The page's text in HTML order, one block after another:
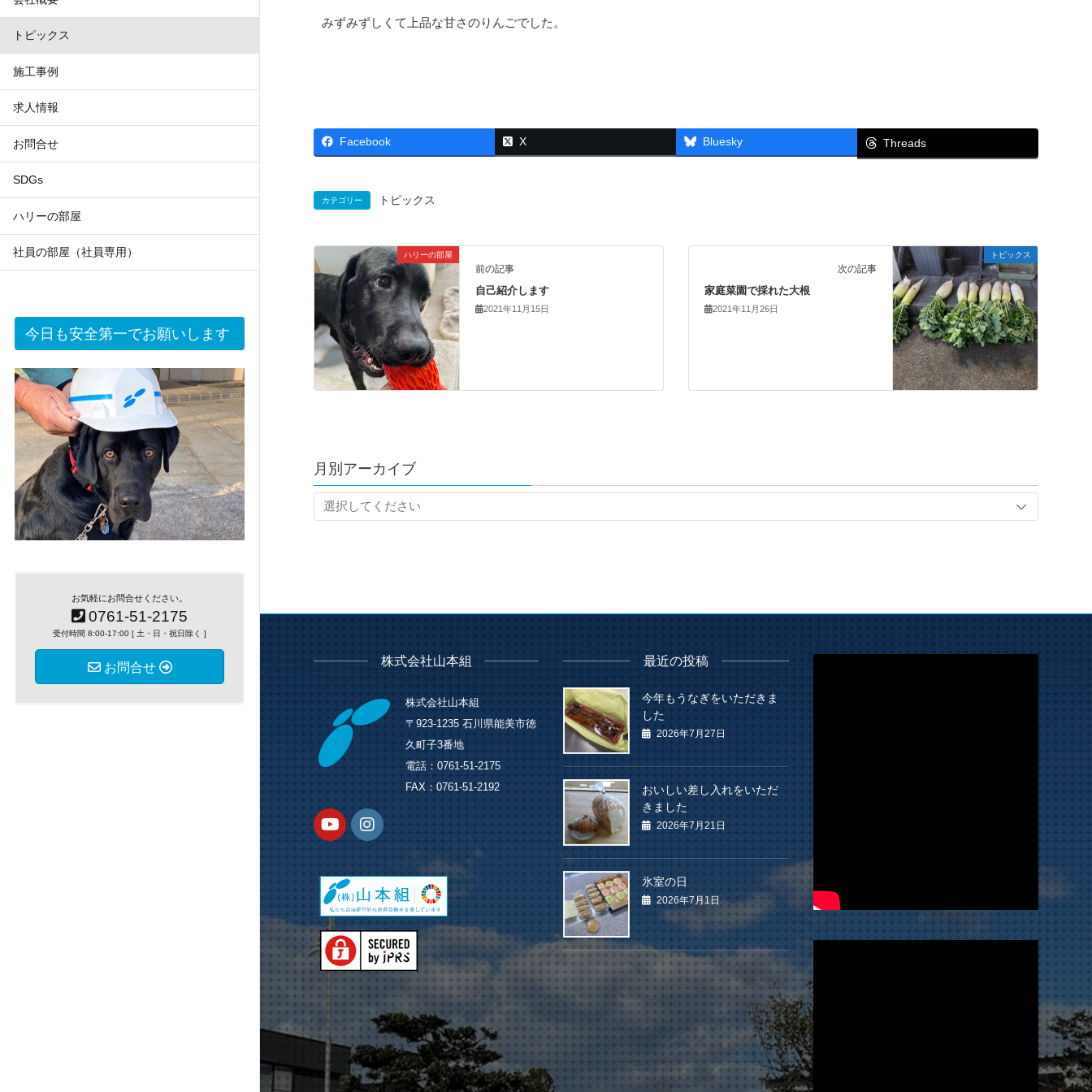
トピックス
施工事例
求人情報
お問合せ
SDGs
ハリーの部屋
社員の部屋（社員専用）
今日も安全第一でお願いします
お気軽にお問合せください。
0761-51-2175
受付時間 8:00-17:00 [ 土・日・祝日除く ]
お問合せ
みずみずしくて上品な甘さのりんごでした。
Facebook X Bluesky Threads
カテゴリー トピックス
ハリーの部屋
前の記事
自己紹介します
2021年11月15日
トピックス
次の記事
家庭菜園で採れた大根
2021年11月26日
月別アーカイブ
株式会社山本組
株式会社山本組
〒923-1235 石川県能美市徳
久町子3番地
電話：0761-51-2175
FAX：0761-51-2192
最近の投稿
今年もうなぎをいただきま
した
2026年7月27日
おいしい差し入れをいただ
きました
2026年7月21日
氷室の日
2026年7月1日